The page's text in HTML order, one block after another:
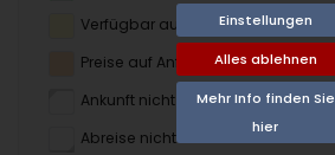
Einstellungen
Alles ablehnen
Mehr Info finden Sie
hier
Verfügbar auf Anfrage
Preise auf Anfrage
Ankunft nicht erlaubt
Abreise nicht erlaubt